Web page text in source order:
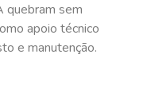
quebram sem
apoio técnico
e manutenção.